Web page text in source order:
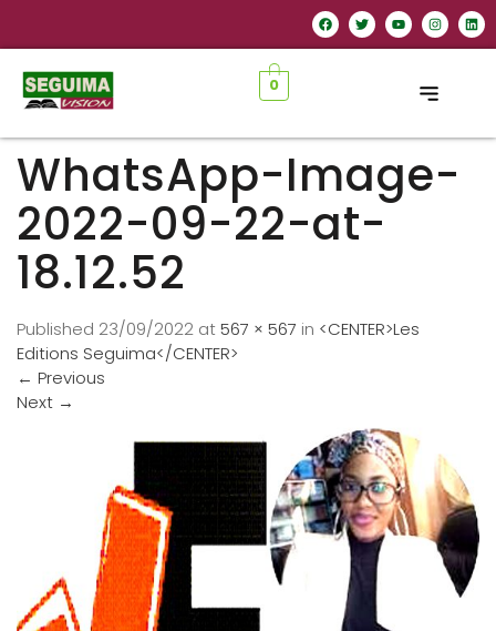
0
WhatsApp-Image-
2022-09-22-at-
18.12.52
Published 23/09/2022 at567 × 567 in <CENTER>Les
Editions Seguima</CENTER>
← Previous
Next →